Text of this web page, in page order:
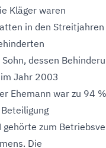
Kläger waren
in den
dessen
Jahr 2003
Ehemann war zu 94
gehörte zum
Die